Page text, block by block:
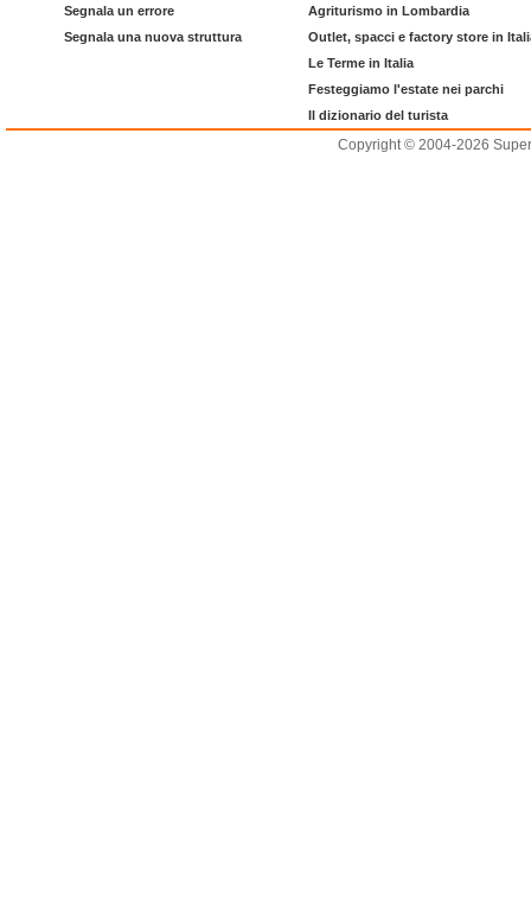
Segnala un errore
Segnala una nuova struttura
Agriturismo in Lombardia
Outlet, spacci e factory store in
Le Terme in Italia
Festeggiamo l'estate nei parchi
Il dizionario del turista
Copyright © 2004-2026